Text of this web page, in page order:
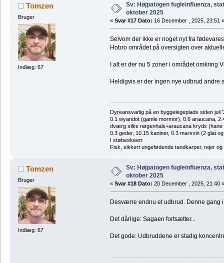
Tomzen
Bruger
Indlæg: 67
Sv: Højpatogen fugleinfluenza,
oktober 2025
« Svar #17 Dato: 16 December , 2025, 23:51 »
Selvom der ikke er noget nyt fra
Hobro området på oversigten over
I alt er der nu 5 zoner i området omkring
Heldigvis er der ingen nye udbrud andre
Dyreansvarlig på en byggelegeplads siden juli
0.1 wyandot (gamle mormor), 0.6 araucana,
dværg silke nøgenhals+araucana kryds
0.3 geder, 10.15 kaniner, 0.3 marsvin (2 glat
I støbeskeen:
Fisk, sikkert ungefødende tandkarper, rejer
Tomzen
Bruger
Indlæg: 67
Sv: Højpatogen fugleinfluenza,
oktober 2025
« Svar #18 Dato: 20 December , 2025, 21:40 »
Desværre endnu et udbrud. Denne gang
Det dårlige: Sagaen fortsætter...
Det gode: Udbruddene er stadig